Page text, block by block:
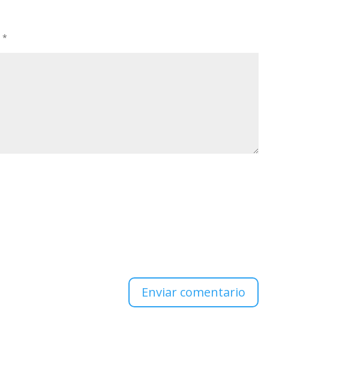
*
Enviar comentario